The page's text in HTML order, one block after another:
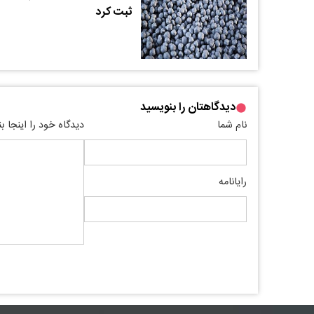
ثبت کرد
دیدگاهتان را بنویسید
نام شما
رایانامه
دیدگاه خود را اینجا